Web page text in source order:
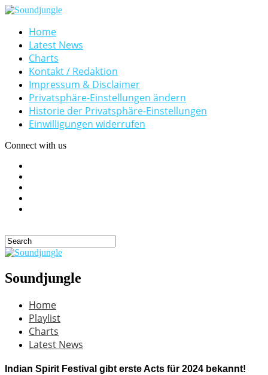
Home
Latest News
Charts
Kontakt / Redaktion
Impressum & Disclaimer
Privatsphäre-Einstellungen ändern
Historie der Privatsphäre-Einstellungen
Einwilligungen widerrufen
Connect with us
Soundjungle
Home
Playlist
Charts
Latest News
Indian Spirit Festival gibt erste Acts für 2024 bekannt!